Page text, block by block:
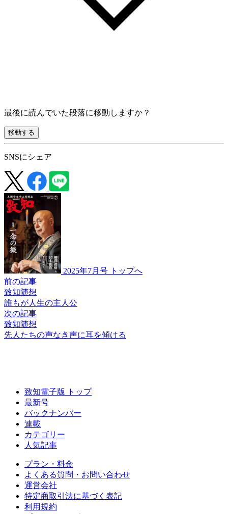
最後に読んでいた段落に移動しますか？
移動する
SNSにシェア
2025年7月号 トップへ
前の記事
致知随想
誰もが人生の主人公
次の記事
致知随想
先人たちの声なき声に耳を傾ける
致知電子版 トップ
最新号
バックナンバー
連載
カテゴリー
人気記事
プラン・料金
よくある質問・お問い合わせ
運営会社
特定商取引法に基づく表記
利用規約